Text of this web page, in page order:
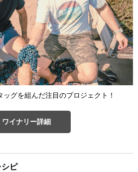
グを組んだ注目のプロジェクト！
ワイナリー詳細
ピ